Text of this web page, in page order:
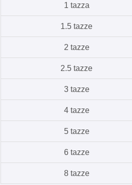
1 tazza
1.5 tazze
2 tazze
2.5 tazze
3 tazze
4 tazze
5 tazze
6 tazze
8 tazze